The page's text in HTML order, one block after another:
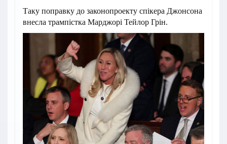
Таку поправку до законопроекту спікера Джонсона
внесла трампістка Марджорі Тейлор Грін.